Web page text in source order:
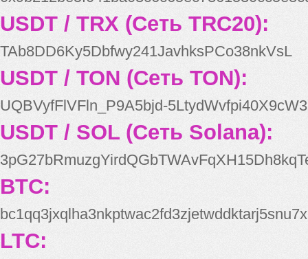
USDT / TRX (Сеть TRC20):
TAb8DD6Ky5Dbfwy241JavhksPCo38nkVsL
USDT / TON (Сеть TON):
UQBVyfFlVFln_P9A5bjd-
USDT / SOL (Сеть Solana):
BTC:
bc1qq3jxqlha3nkptwac2fd3zjetwddktarj5snu7x
LTC: